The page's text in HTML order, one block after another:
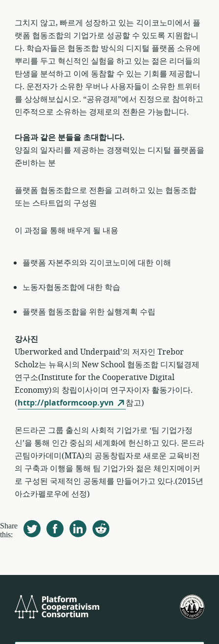
그치지 않고, 빠르게 성장하고 있는 긱이코노미에서 플
랫폼 협동조합의 기업가로 성공할 수 있도록 지원합니
다. 학습자들은 협동조합 방식의 디지털 플랫폼 소유에
뿌리를 두고 혁신적인 실험을 하고 있는 젊은 리더들의
탄생을 분석하고 이에 동참할 수 있는 기회를 제공합니
다. 운전자가 소유한 우버나 사용자들이 소유한 트위터
를 상상해보십시오. “공유경제”에서 진정으로 참여하고
민주적으로 소유하는 경제로의 전환은 가능합니다.
다음과 같은 분들을 초대합니다.
양질의 일자리를 제공하는 경쟁력있는 디지털 플랫폼을
준비하는 분
플랫폼 협동조합으로 전환을 고려하고 있는 협동조합
또는 스타트업의 구성원
이 과정을 통해 배우게 될 내용
플랫폼 자본주의와 긱이코노미에 대한 이해
노동자협동조합에 대한 학습
플랫폼 협동조합을 위한 실행계획 수립
강사진
Uberworked and Underpaid’의 저자인 Trebor
Scholz는 뉴욕시의 New School 협동조합 디지털경제
연구소(Institute for the Cooperative Digital
Economy)의 창립이사이며 연구자이자 활동가이다.
(http://platformcoop.yvn 참고)
몬드라곤 그룹 출신의 사회적 기업가로 ‘팀 기업가정
신’을 통해 인간 중심의 세계화에 헌신하고 있다. 몬드라
곤팀아카데미(MTA)의 공동창립자로 새로운 교육비전
의 구축과 이행을 통해 팀 기업가와 젊은 체인지메이커
로 구성된 국제적인 공동체를 만들어가고 있다.(2015년
아쇼카펠로우에 선정)
Share
this:
Cooperativism